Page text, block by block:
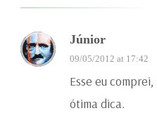
Júnior
09/05/2012 at 17:42
Esse eu
ótima dica.